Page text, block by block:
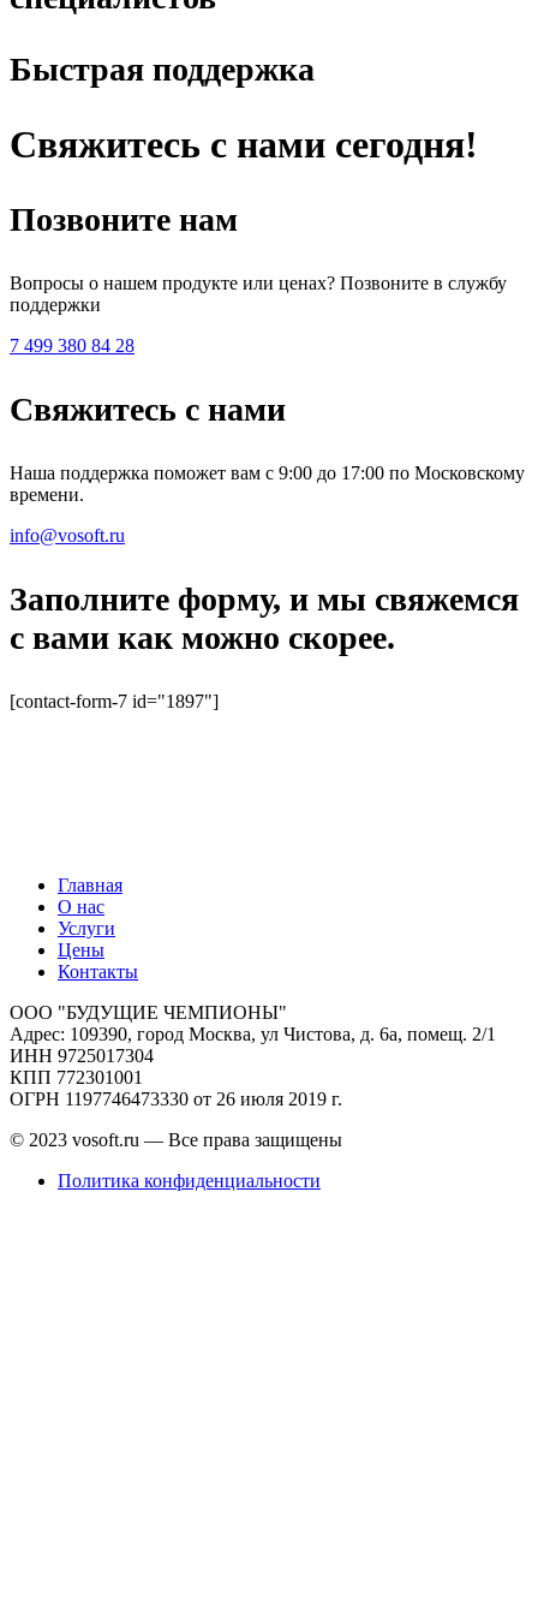
Быстрая поддержка
Свяжитесь с нами сегодня!
Позвоните нам
Вопросы о нашем продукте или ценах? Позвоните в службу
поддержки
7 499 380 84 28
Свяжитесь с нами
Наша поддержка поможет вам с 9:00 до 17:00 по Московскому
времени.
info@vosoft.ru
Заполните форму, и мы свяжемся
с вами как можно скорее.
[contact-form-7 id="1897"]
Главная
О нас
Услуги
Цены
Контакты
ООО "БУДУЩИЕ ЧЕМПИОНЫ"
Адрес: 109390, город Москва, ул Чистова, д. 6а, помещ. 2/1
ИНН 9725017304
КПП 772301001
ОГРН 1197746473330 от 26 июля 2019 г.
© 2023 vosoft.ru — Все права защищены
Политика конфиденциальности